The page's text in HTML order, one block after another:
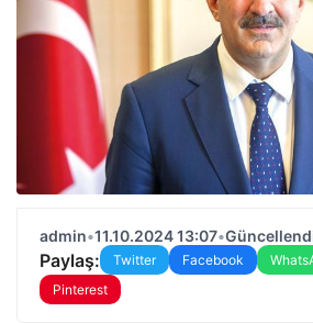
admin•11.10.2024 13:07•
Paylaş: Twitter Facebook
Pinterest